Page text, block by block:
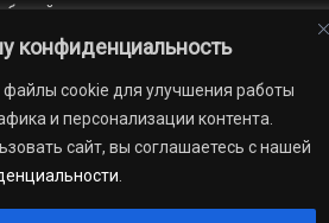
конфиденциальность
cookie для улучшения работы
и персонализации контента.
сайт, вы соглашаетесь с нашей
дом